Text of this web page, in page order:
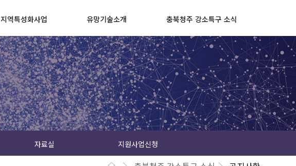
지역특성화사업 유망기술소개 충북청주 강소특구 소식
자료실 지원사업신청